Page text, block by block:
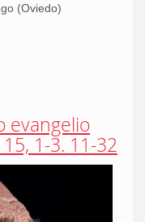
(Oviedo)
evangelio
1-3. 11-32